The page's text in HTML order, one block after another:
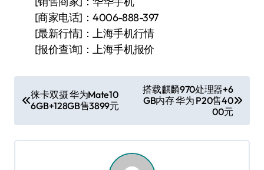
[商家电话]：4006-888-397
[最新行情]：上海手机行情
[报价查询]：上海手机报价
章
导
航
徕卡双摄 华为Mate10
6GB+128GB售3899元
搭载麒麟970处理器+6
GB内存 华为 P20售40
00元